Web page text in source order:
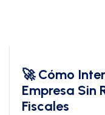
🚀 Cómo
Empresa Sin
Fiscales